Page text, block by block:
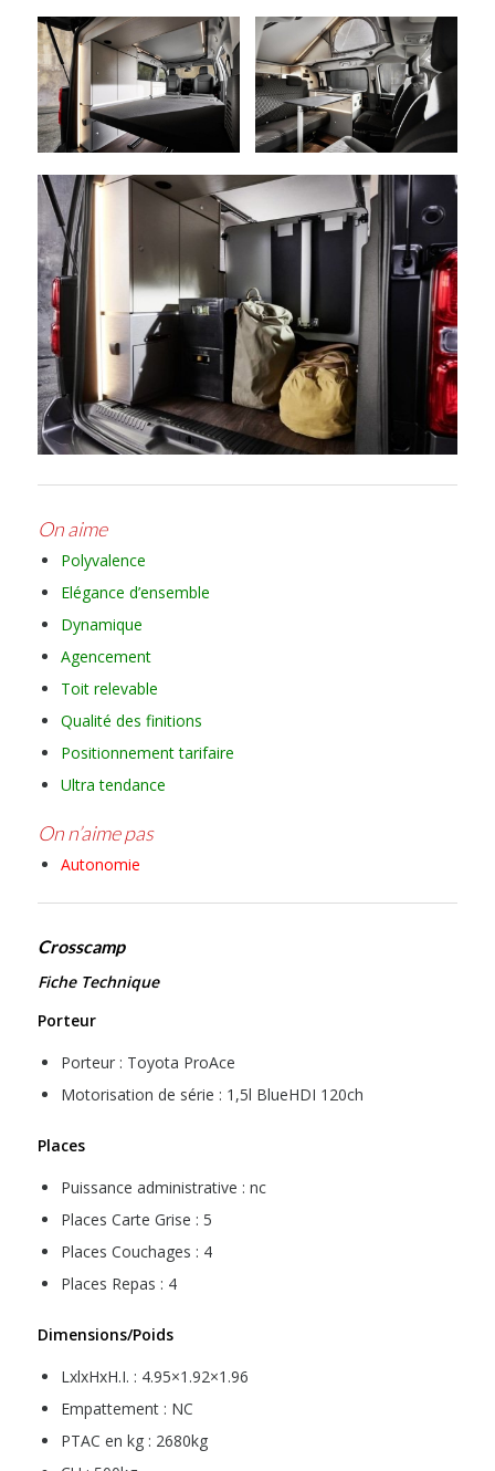
On aime
Polyvalence
Elégance d’ensemble
Dynamique
Agencement
Toit relevable
Qualité des finitions
Positionnement tarifaire
Ultra tendance
On n’aime pas
Autonomie
Crosscamp
Fiche Technique
Porteur
Porteur : Toyota ProAce
Motorisation de série : 1,5l BlueHDI 120ch
Places
Puissance administrative : nc
Places Carte Grise : 5
Places Couchages : 4
Places Repas : 4
Dimensions/Poids
LxlxHxH.I. : 4.95×1.92×1.96
Empattement : NC
PTAC en kg : 2680kg